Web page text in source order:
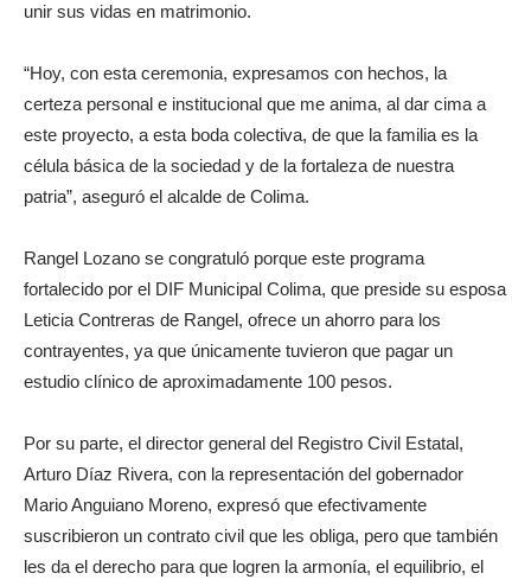
unir sus vidas en matrimonio.
“Hoy, con esta ceremonia, expresamos con hechos, la
certeza personal e institucional que me anima, al dar cima a
este proyecto, a esta boda colectiva, de que la familia es la
célula básica de la sociedad y de la fortaleza de nuestra
patria”, aseguró el alcalde de Colima.
Rangel Lozano se congratuló porque este programa
fortalecido por el DIF Municipal Colima, que preside su esposa
Leticia Contreras de Rangel, ofrece un ahorro para los
contrayentes, ya que únicamente tuvieron que pagar un
estudio clínico de aproximadamente 100 pesos.
Por su parte, el director general del Registro Civil Estatal,
Arturo Díaz Rivera, con la representación del gobernador
Mario Anguiano Moreno, expresó que efectivamente
suscribieron un contrato civil que les obliga, pero que también
les da el derecho para que logren la armonía, el equilibrio, el